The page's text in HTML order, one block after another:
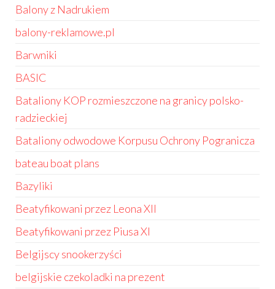
Balony z Nadrukiem
balony-reklamowe.pl
Barwniki
BASIC
Bataliony KOP rozmieszczone na granicy polsko-
radzieckiej
Bataliony odwodowe Korpusu Ochrony Pogranicza
bateau boat plans
Bazyliki
Beatyfikowani przez Leona XII
Beatyfikowani przez Piusa XI
Belgijscy snookerzyści
belgijskie czekoladki na prezent